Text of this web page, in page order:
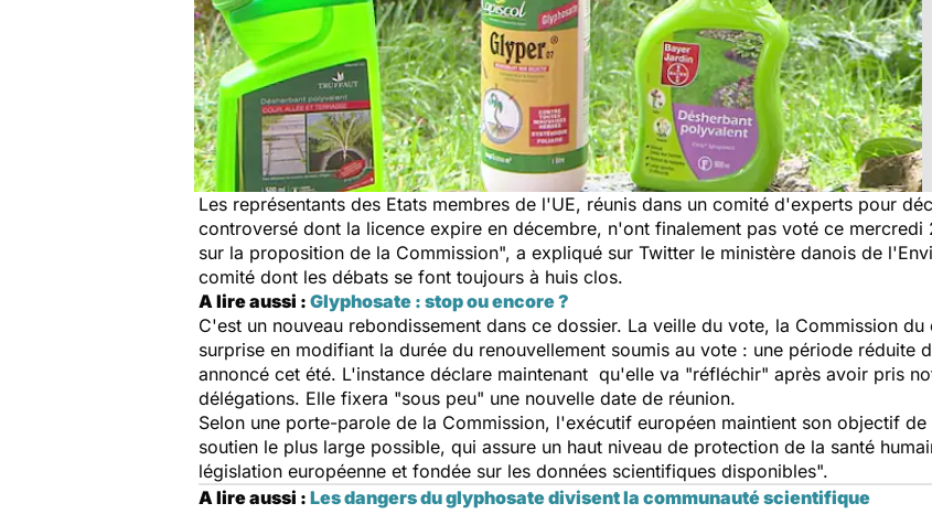
Les représentants des Etats membres de l'UE, réunis dans un comité d'experts pour
controversé dont la licence expire en décembre, n'ont finalement pas voté ce mercredi
sur la proposition de la Commission", a expliqué sur Twitter le ministère danois de
comité dont les débats se font toujours à huis clos.
A lire aussi : Glyphosate : stop ou encore ?
C'est un nouveau rebondissement dans ce dossier. La veille du vote, la Commission
surprise en modifiant la durée du renouvellement soumis au vote : une période réduite
annoncé cet été. L'instance déclare maintenant qu'elle va "réfléchir" après avoir pris
délégations. Elle fixera "sous peu" une nouvelle date de réunion.
Selon une porte-parole de la Commission, l'exécutif européen maintient son objectif de
soutien le plus large possible, qui assure un haut niveau de protection de la santé
législation européenne et fondée sur les données scientifiques disponibles".
A lire aussi : Les dangers du glyphosate divisent la communauté scientifique